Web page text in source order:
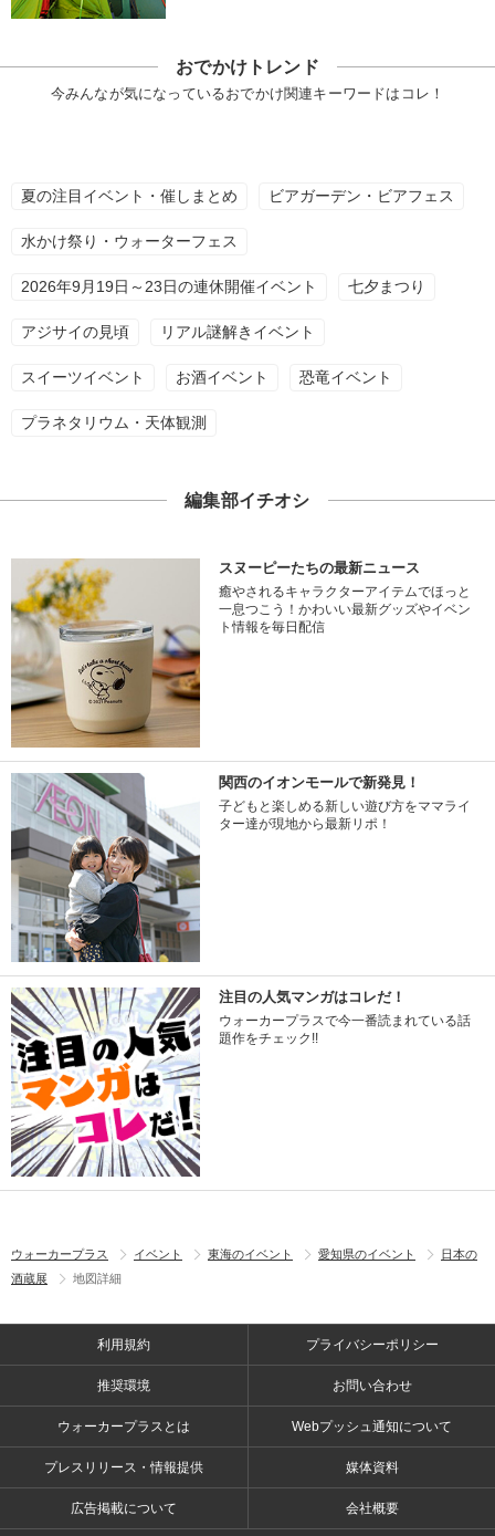
おでかけトレンド
今みんなが気になっているおでかけ関連キーワードはコレ！
夏の注目イベント・催しまとめ ビアガーデン・ビアフェス
水かけ祭り・ウォーターフェス
2026年9月19日～23日の連休開催イベント 七夕まつり
アジサイの見頃 リアル謎解きイベント
スイーツイベント お酒イベント 恐竜イベント
プラネタリウム・天体観測
編集部イチオシ
スヌーピーたちの最新ニュース
癒やされるキャラクターアイテムでほっと
一息つこう！かわいい最新グッズやイベン
ト情報を毎日配信
関西のイオンモールで新発見！
子どもと楽しめる新しい遊び方をママライ
ター達が現地から最新リポ！
注目の人気マンガはコレだ！
ウォーカープラスで今一番読まれている話
題作をチェック!!
ウォーカープラス イベント 東海のイベント 愛知県のイベント
日本の
酒蔵展
地図詳細
利用規約 プライバシーポリシー
推奨環境 お問い合わせ
ウォーカープラスとは Webプッシュ通知について
プレスリリース・情報提供 媒体資料
広告掲載について 会社概要